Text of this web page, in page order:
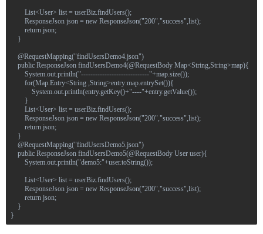
        List<User> list = userBiz.findUsers();
        ResponseJson json = new ResponseJson("200","success",list);
        return json;
    }
    @RequestMapping("findUsersDemo4.json")
    public ResponseJson findUsersDemo4(@RequestBody Map<String,String>map){
        System.out.println("-----------------------------"+map.size());
        for(Map.Entry<String ,String>entry:map.entrySet()){
            System.out.println(entry.getKey()+"----"+entry.getValue());
        }
        List<User> list = userBiz.findUsers();
        ResponseJson json = new ResponseJson("200","success",list);
        return json;
    }
    @RequestMapping("findUsersDemo5.json")
    public ResponseJson findUsersDemo5(@RequestBody User user){
        System.out.println("demo5:"+user.toString());
        List<User> list = userBiz.findUsers();
        ResponseJson json = new ResponseJson("200","success",list);
        return json;
    }
}